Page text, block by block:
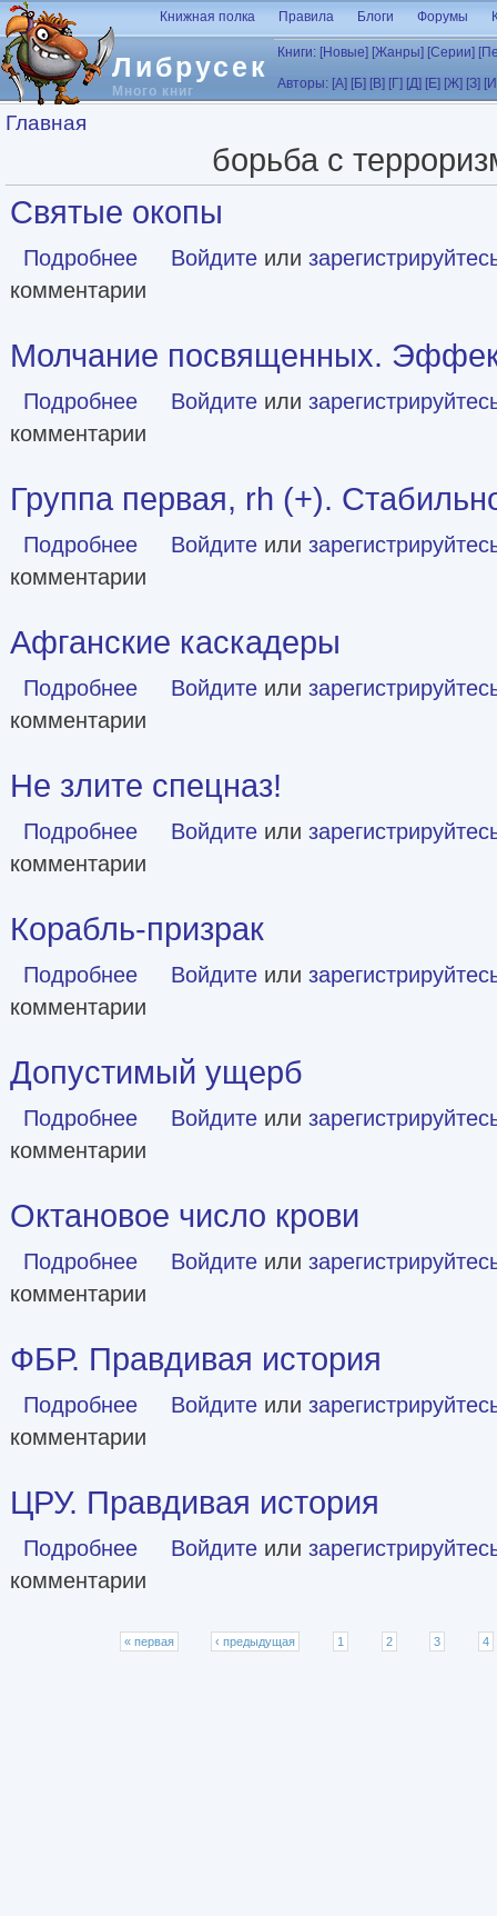
Перейти к основному содержанию
Либрусек
Много книг
Книжная полка Правила Блоги Форумы
Книги: [Новые] [Жанры] [Серии]
Авторы: [А] [Б] [В] [Г] [Д] [Е] [Ж] [З]
Вы здесь
Главная
борьба с
Святые окопы
Подробнее о Святые окопы
Войдите или
комментарии
Молчание посвященных.
Подробнее о Молчание посвященных. Эффект бумеранга
Войдите или
комментарии
Группа первая, rh (+).
Подробнее о Группа первая, rh (+). Стабильное неравновесие
Войдите или
комментарии
Афганские каскадеры
Подробнее о Афганские каскадеры
Войдите или
комментарии
Не злите спецназ!
Подробнее о Не злите спецназ!
Войдите или
комментарии
Корабль-призрак
Подробнее о Корабль-призрак
Войдите или
комментарии
Допустимый ущерб
Подробнее о Допустимый ущерб
Войдите или
комментарии
Октановое число крови
Подробнее о Октановое число крови
Войдите или
комментарии
ФБР. Правдивая история
Подробнее о ФБР. Правдивая история
Войдите или
комментарии
ЦРУ. Правдивая история
Подробнее о ЦРУ. Правдивая история
Войдите или
комментарии
« первая ‹ предыдущая 1 2 3 4